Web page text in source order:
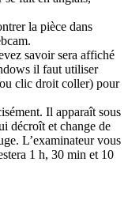
la pièce dans
savoir sera affiché
il faut utiliser
clic droit coller) pour
Il apparaît sous
décroît et change de
L’examinateur vous
1 h, 30 min et 10